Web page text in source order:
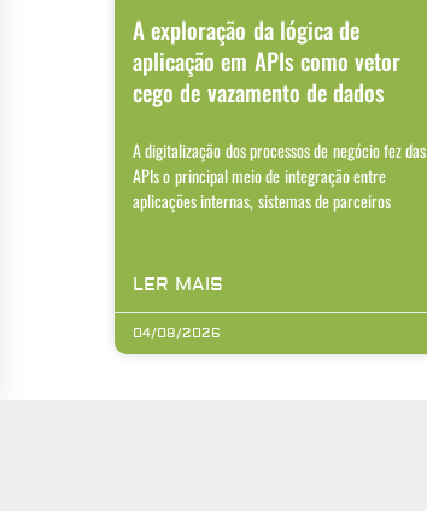
A exploração da lógica de
aplicação em APIs como vetor
cego de vazamento de dados
A digitalização dos processos de negócio fez das
APIs o principal meio de integração entre
aplicações internas, sistemas de parceiros
LER MAIS
04/08/2026